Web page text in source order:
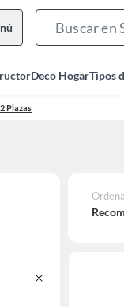
Deco HogarTipos
Plazas